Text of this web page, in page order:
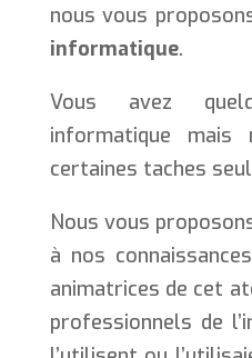
nous vous
informatique.
Vous avez
informatique mais
certaines taches
Nous vous
à nos
animatrices de cet
professionnels de